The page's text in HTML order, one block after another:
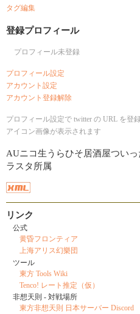
タグ編集
登録プロフィール
プロフィール未登録
プロフィール設定
アカウント設定
アカウント登録解除
プロフィール設定で twitter の URL を登録
アイコン画像が表示されます
AUニコ生うらひそ居酒屋ついっ
ラスタ所属
リンク
公式
黄昏フロンティア
上海アリス幻樂団
ツール
東方 Tools Wiki
Tenco! レート推定（仮）
非想天則 - 対戦場所
東方非想天則 日本サーバー Discord